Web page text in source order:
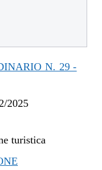
N. 29 -
2025
turistica